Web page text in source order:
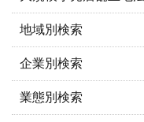
地域別検索
企業別検索
業態別検索